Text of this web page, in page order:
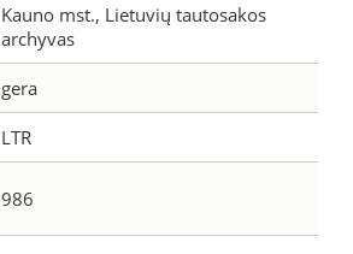
Kauno mst., Lietuvių tautosakos
archyvas
gera
LTR
986